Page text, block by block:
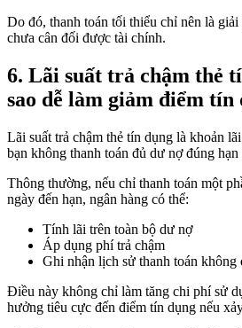
Do đó, thanh toán tối thiểu chỉ nên là
chưa cân đối được tài chính.
6. Lãi suất trả chậm thẻ
sao dễ làm giảm điểm tín
Lãi suất trả chậm thẻ tín dụng là khoản
bạn không thanh toán đủ dư nợ đúng hạn
Thông thường, nếu chỉ thanh toán một
ngày đến hạn, ngân hàng có thể:
Tính lãi trên toàn bộ dư nợ
Áp dụng phí trả chậm
Ghi nhận lịch sử thanh toán không
Điều này không chỉ làm tăng chi phí sử
hưởng tiêu cực đến điểm tín dụng nếu